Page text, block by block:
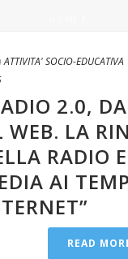
ATTIVITA' SOCIO-EDUCATIVA
2.0,
WEB. LA
RADIO
AI
READ